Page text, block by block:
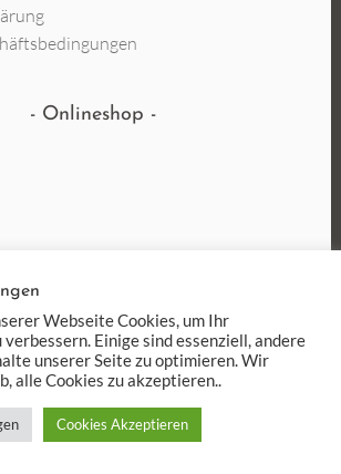
Onlineshop
Webseite Cookies, um Ihr
Einige sind essenziell, andere
unserer Seite zu optimieren. Wir
alle Cookies zu akzeptieren..
Cookies Akzeptieren